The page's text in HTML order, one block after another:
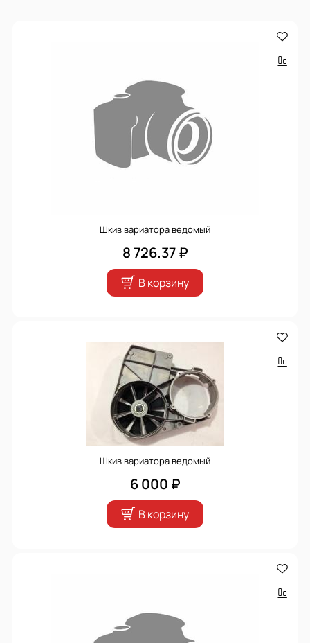
Шкив вариатора ведомый
8 726.37 ₽
В корзину
Шкив вариатора ведомый
6 000 ₽
В корзину